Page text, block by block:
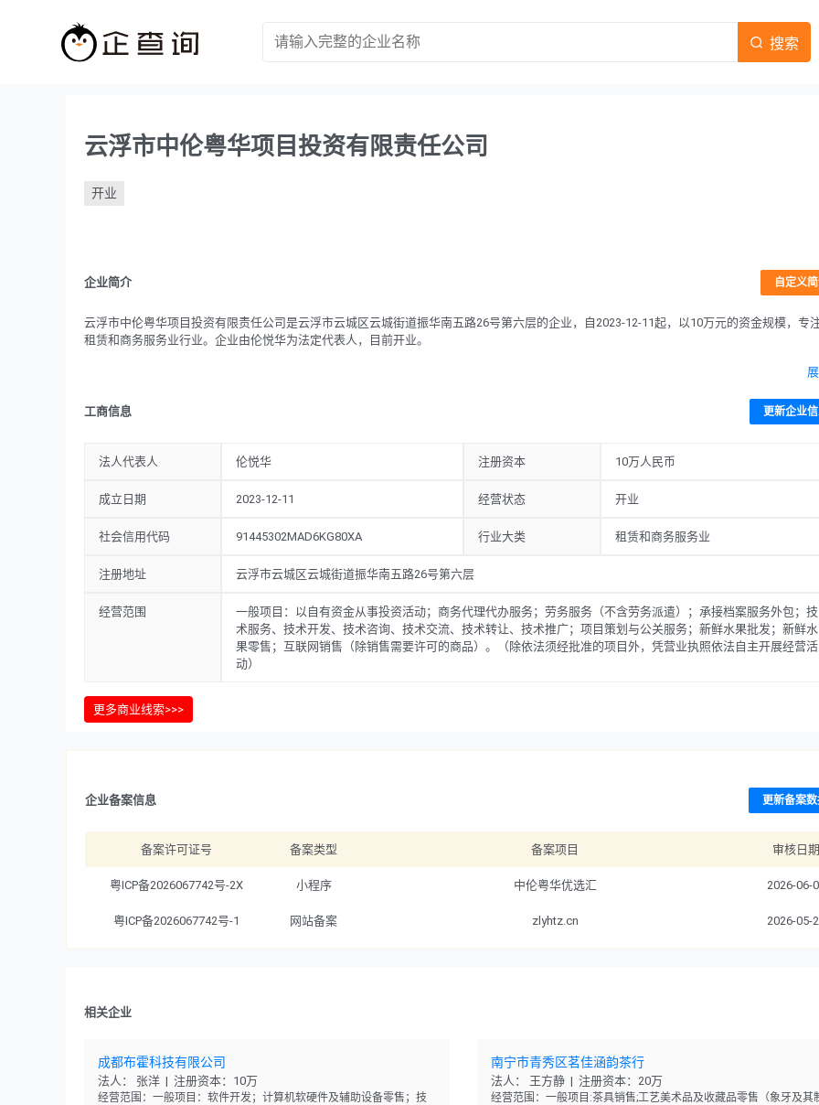
搜索
云浮市中伦粤华项目投资有限责任公司
开业
企业简介 自定义
云浮市中伦粤华项目投资有限责任公司是云浮市云城区云城街道振华南五路26号第六层的企业，自2023-12-11起，以10万元的资金规模，专
租赁和商务服务业行业。企业由伦悦华为法定代表人，目前开业。
工商信息 更新企业
法人代表人 伦悦华 注册资本 10万人民币
成立日期 2023-12-11 经营状态 开业
社会信用代码 91445302MAD6KG80XA 行业大类 租赁和商务服务业
注册地址 云浮市云城区云城街道振华南五路26号第六层
经营范围
一般项目：以自有资金从事投资活动；商务代理代办服务；劳务服务（不含劳务派遣）；承接档案服务外包；技
术服务、技术开发、技术咨询、技术交流、技术转让、技术推广；项目策划与公关服务；新鲜水果批发；新鲜水
果零售；互联网销售（除销售需要许可的商品）。（除依法须经批准的项目外，凭营业执照依法自主开展经营活
动）
更多商业线索>>>
企业备案信息 更新备案
备案许可证号 备案类型 备案项目 审核日期
粤ICP备2026067742号-2X 小程序 中伦粤华优选汇 2026-06-
粤ICP备2026067742号-1 网站备案 zlyhtz.cn 2026-05-
相关企业
成都布霍科技有限公司
法人： 张洋 | 注册资本：10万
经营范围：一般项目：软件开发；计算机软硬件及辅助设备零售；技
南宁市青秀区茗佳涵韵茶行
法人： 王方静 | 注册资本：20万
经营范围：一般项目:茶具销售;工艺美术品及收藏品零售（象牙及其